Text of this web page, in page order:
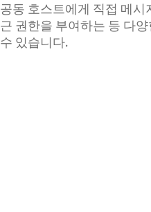
공동 호스트에게 직접 메시
근 권한을 부여하는 등 다
수 있습니다.